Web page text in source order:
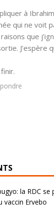
à
qui ne voit
que
J’espère
la RDC se
vaccin Ervebo